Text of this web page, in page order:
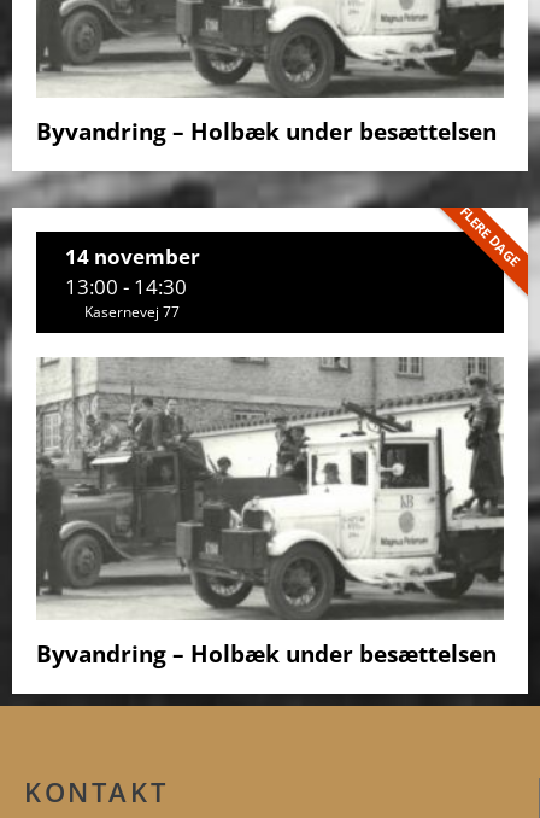
Byvandring – Holbæk under besættelsen
FLERE DAGE
14 november
13:00 - 14:30
Kasernevej 77
Byvandring – Holbæk under besættelsen
KONTAKT